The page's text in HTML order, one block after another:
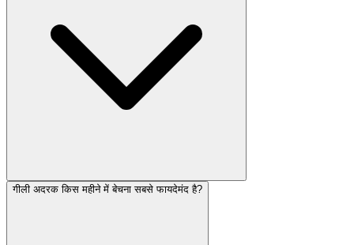
गीली अदरक किस महीने में बेचना सबसे फायदेमंद है?